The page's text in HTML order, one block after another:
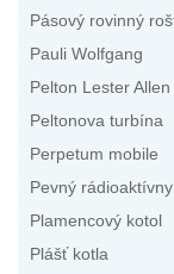
Pásový rovinný
Pauli Wolfgang
Pelton Lester Allen
Peltonova turbína
Perpetum mobile
Pevný
Plamencový kotol
Plášť kotla